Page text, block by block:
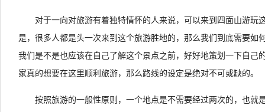
对于一向对旅游有着独特情怀的人来说，可以来到四面山游玩
是，很多人都是头一次来到这个旅游胜地的，那么我们到底需要如
我们是不是也应该在自己了解这个景点之前，好好地策划一下自己
家真的想要在这里顺利旅游，那么路线的设定是绝对不可或缺的。
按照旅游的一般性原则，一个地点是不需要经过两次的，也就